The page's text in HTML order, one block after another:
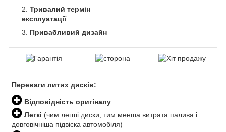
Тривалий термін
експлуатації
Привабливий дизайн
Переваги литих дисків:
Відповідність оригіналу
Легкі (чим легші диски, тим менша витрата палива і
довговічніша підвіска автомобіля)